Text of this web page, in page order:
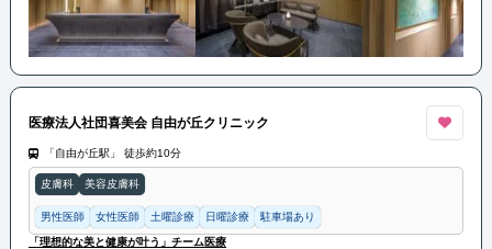
医療法人社団喜美会 自由が丘クリニック
「自由が丘駅」 徒歩約10分
皮膚科 美容皮膚科
男性医師 女性医師 土曜診療 日曜診療 駐車場あり
「理想的な美と健康が叶う」チーム医療